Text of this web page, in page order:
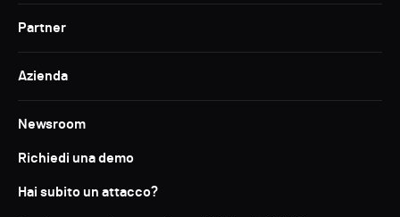
Partner
Azienda
Newsroom
Richiedi una demo
Hai subito un attacco?